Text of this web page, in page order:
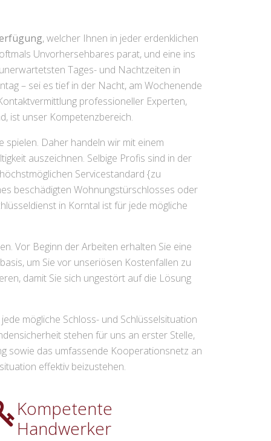
, welcher Ihnen in jeder erdenklichen
Unvorhersehbares parat, und eine ins
Tages- und Nachtzeiten in
– sei es tief in der Nacht, am Wochenende
professioneller Experten,
ist unser Kompetenzbereich.
Daher handeln wir mit einem
auszeichnen. Selbige Profis sind in der
Servicestandard {zu
beschädigten Wohnungstürschlosses oder
in Korntal ist für jede mögliche
Vor Beginn der Arbeiten erhalten Sie eine
um Sie vor unseriösen Kostenfallen zu
damit Sie sich ungestört auf die Lösung
mögliche Schloss- und Schlüsselsituation
stehen für uns an erster Stelle,
sowie das umfassende Kooperationsnetz an
effektiv beizustehen.
Kompetente
Handwerker